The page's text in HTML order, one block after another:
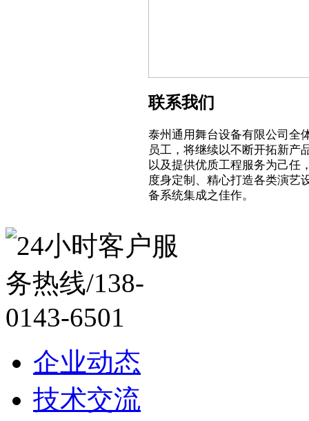
联系我们
泰州通用舞台设备有限公司全
员工，将继续以不断开拓新产
以及提供优质工程服务为己任
度身定制、精心打造各类演艺
备系统集成之佳作。
企业动态
技术交流